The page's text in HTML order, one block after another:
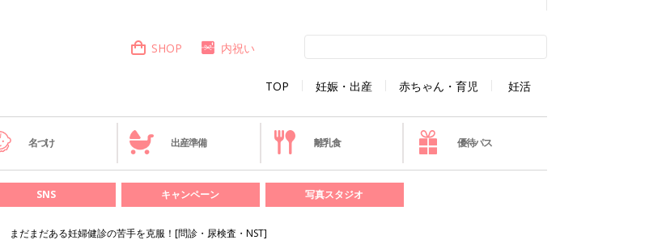
TOP 妊娠・出産 赤ちゃん・育児 妊活
SHOP 内祝い
名づけ 出産準備 離乳食 優待パス
SNS キャンペーン 写真スタジオ
まだまだある妊婦健診の苦手を克服！[問診・尿検査・NST]